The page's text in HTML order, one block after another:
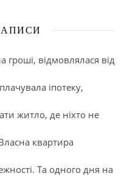
гроші, відмовлялася від
іпотеку,
житло, де ніхто не
квартира
Та одного дня на